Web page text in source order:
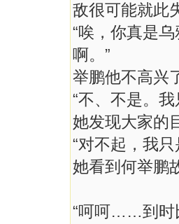
敌很可能就此
“唉，你真是
啊。”
举鹏他不高兴
“不、不是。
她发现大家的
“对不起，我
她看到何举鹏
“呵呵……到时